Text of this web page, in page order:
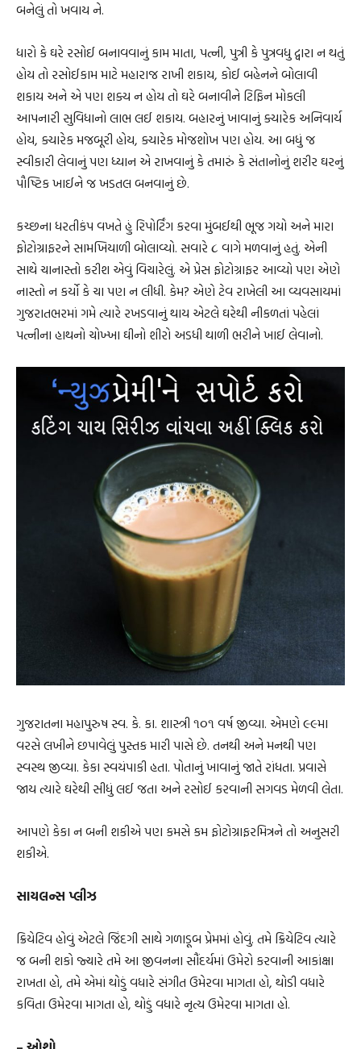
બનેલું તો ખવાય ને.
ધારો કે ઘરે રસોઈ બનાવવાનું કામ માતા, પત્ની, પુત્રી કે પુત્રવધુ દ્વારા ન થતું
હોય તો રસોઈકામ માટે મહારાજ રાખી શકાય, કોઈ બહેનને બોલાવી
શકાય અને એ પણ શક્ય ન હોય તો ઘરે બનાવીને ટિફિન મોકલી
આપનારી સુવિધાનો લાભ લઈ શકાય. બહારનું ખાવાનું ક્યારેક અનિવાર્ય
હોય, ક્યારેક મજબૂરી હોય, ક્યારેક મોજશોખ પણ હોય. આ બધું જ
સ્વીકારી લેવાનું પણ ધ્યાન એ રાખવાનું કે તમારું કે સંતાનોનું શરીર ઘરનું
પૌષ્ટિક ખાઈને જ ખડતલ બનવાનું છે.
કચ્છના ધરતીકંપ વખતે હું રિપોર્ટિંગ કરવા મુંબઈથી ભૂજ ગયો અને મારા
ફોટોગ્રાફરને સામખિયાળી બોલાવ્યો. સવારે ૮ વાગે મળવાનું હતું. એની
સાથે ચાનાસ્તો કરીશ એવું વિચારેલું. એ પ્રેસ ફોટોગ્રાફર આવ્યો પણ એણે
નાસ્તો ન કર્યો કે ચા પણ ન લીધી. કેમ? એણે ટેવ રાખેલી આ વ્યવસાયમાં
ગુજરાતભરમાં ગમે ત્યારે રખડવાનું થાય એટલે ઘરેથી નીકળતાં પહેલાં
પત્નીના હાથનો ચોખ્ખા ઘીનો શીરો અડધી થાળી ભરીને ખાઈ લેવાનો.
ગુજરાતના મહાપુરુષ સ્વ. કે. કા. શાસ્ત્રી ૧૦૧ વર્ષ જીવ્યા. એમણે ૯૯મા
વરસે લખીને છપાવેલું પુસ્તક મારી પાસે છે. તનથી અને મનથી પણ
સ્વસ્થ જીવ્યા. કેકા સ્વયંપાકી હતા. પોતાનું ખાવાનું જાતે રાંધતા. પ્રવાસે
જાય ત્યારે ઘરેથી સીધું લઈ જતા અને રસોઈ કરવાની સગવડ મેળવી લેતા.
આપણે કેકા ન બની શકીએ પણ કમસે કમ ફોટોગ્રાફરમિત્રને તો અનુસરી
શકીએ.
સાયલન્સ પ્લીઝ
ક્રિયેટિવ હોવું એટલે જિંદગી સાથે ગળાડૂબ પ્રેમમાં હોવું. તમે ક્રિયેટિવ ત્યારે
જ બની શકો જ્યારે તમે આ જીવનના સૌંદર્યમાં ઉમેરો કરવાની આકાંક્ષા
રાખતા હો, તમે એમાં થોડું વધારે સંગીત ઉમેરવા માગતા હો, થોડી વધારે
કવિતા ઉમેરવા માગતા હો, થોડું વધારે નૃત્ય ઉમેરવા માગતા હો.